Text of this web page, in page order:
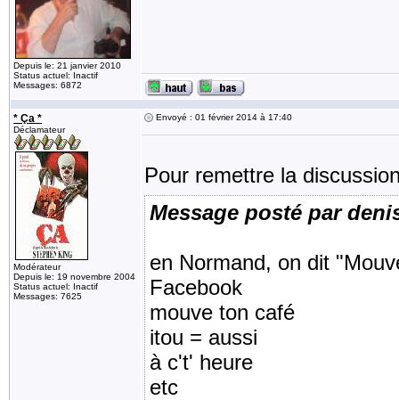
Depuis le: 21 janvier 2010
Status actuel: Inactif
Messages: 6872
* Ça *
Déclamateur
Modérateur
Depuis le: 19 novembre 2004
Status actuel: Inactif
Messages: 7625
Envoyé : 01 février 2014 à 17:40
Pour remettre la
Message posté par
en Normand, on dit
Facebook
mouve ton café
itou = aussi
à c't' heure
etc